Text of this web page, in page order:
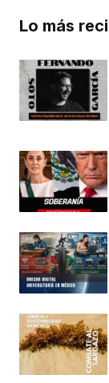
Lo más